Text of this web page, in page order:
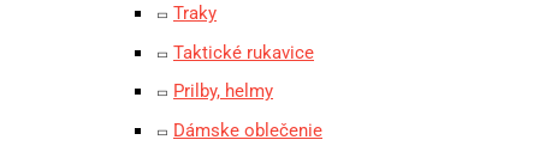
Traky
Taktické rukavice
Prilby, helmy
Dámske oblečenie